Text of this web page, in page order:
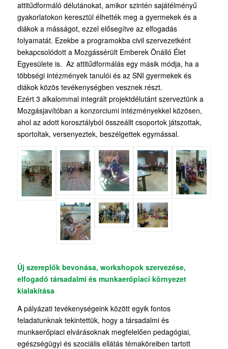
attitűdformáló délutánokat, amikor szintén sajátélményű
gyakorlatokon keresztül élhették meg a gyermekek és a
diákok a másságot, ezzel elősegítve az elfogadás
folyamatát. Ezekbe a programokba civil szervezetként
bekapcsolódott a Mozgássérült Emberek Önálló Élet
Egyesülete is. Az attitűdformálás egy másik módja, ha a
többségi intézmények tanulói és az SNI gyermekek és
diákok közös tevékenységben vesznek részt.
Ezért 3 alkalommal integrált projektdélutánt szerveztünk a
Mozgásjavítóban a konzorciumi intézményekkel közösen,
ahol az adott korosztályból összeállt csoportok játszottak,
sportoltak, versenyeztek, beszélgettek egymással.
Új szereplők bevonása, workshopok szervezése,
elfogadó társadalmi és munkaerőpiaci környezet
kialakítása
A pályázati tevékenységeink között egyik fontos
feladatunknak tekintettük, hogy a társadalmi és
munkaerőpiaci elvárásoknak megfelelően pedagógiai,
egészségügyi és szociális ellátás témaköreiben tartott